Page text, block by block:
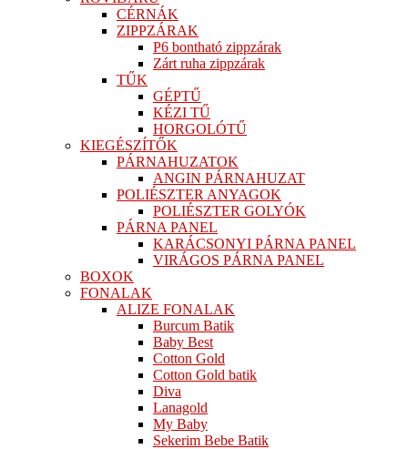
CÉRNÁK
ZIPPZÁRAK
P6 bontható zippzárak
Zárt ruha zippzárak
TŰK
GÉPTŰ
KÉZI TŰ
HORGOLÓTŰ
KIEGÉSZÍTŐK
PÁRNAHUZATOK
ANGIN PÁRNAHUZAT
POLIÉSZTER ANYAGOK
POLIÉSZTER GOLYÓK
PÁRNA PANEL
KARÁCSONYI PÁRNA PANEL
VIRÁGOS PÁRNA PANEL
BOXOK
FONALAK
ALIZE FONALAK
Burcum Batik
Baby Best
Cotton Gold
Cotton Gold batik
Diva
Lanagold
My Baby
Sekerim Bebe Batik